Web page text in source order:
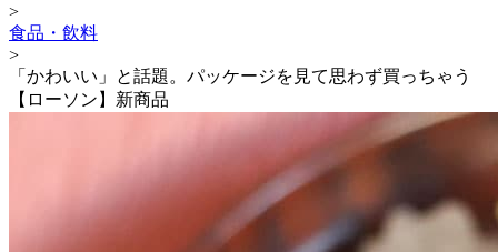
>
食品・飲料
>
「かわいい」と話題。パッケージを見て思わず買っちゃう
【ローソン】新商品